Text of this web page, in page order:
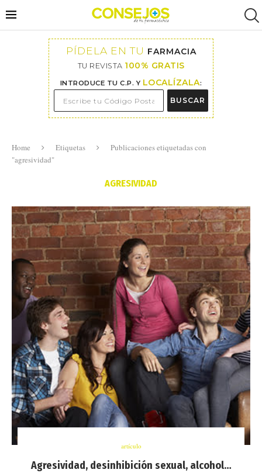
PÍDELA EN TU FARMACIA
TU REVISTA 100% GRATIS
INTRODUCE TU C.P. Y LOCALÍZALA:
BUSCAR
Home Etiquetas
Publicaciones etiquetadas con
"agresividad"
AGRESIVIDAD
artículo
Agresividad, desinhibición sexual, alcohol…